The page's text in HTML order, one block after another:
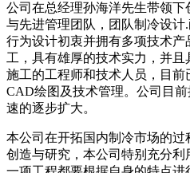
公司在总经理孙海洋先生带领
与先进管理团队，团队制冷设
行为设计初衷并拥有多项技术
工，具有雄厚的技术实力，并且
施工的工程师和技术人员，目前
CAD绘图及技术管理。公司目
速的逐步扩大。
本公司在开拓国内制冷市场的
创造与研究，本公司特别充分